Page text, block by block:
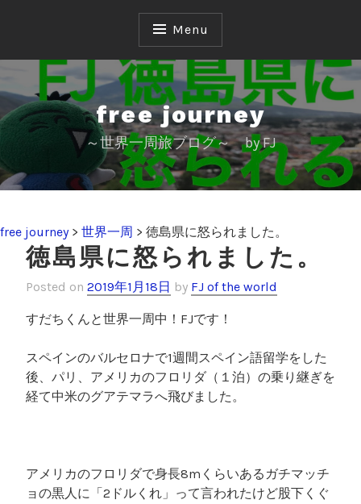
c
n
t
t
Menu
free journey
～世界一周旅ブログ～ by FJ
free journey> 世界一周 > 徳島県に怒られました。
徳島県に怒られました。
Posted on 2019年1月18日 by FJ of the world
すだちくんと世界一周中！FJです！
スペインのバルセロナで1週間スペイン語留学をした
後、パリ、アメリカのフロリダ（１泊）の乗り継ぎを
経て中米のグアテマラへ飛びました。
アメリカのフロリダで身長8mくらいあるガチマッチ
ョの黒人に「2ドルくれ」って言われたけど股下くぐ